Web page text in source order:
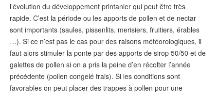
l’évolution du développement printanier qui peut être très
rapide. C’est la période ou les apports de pollen et de nectar
sont importants (saules, pissenlits, merisiers, fruitiers, érables
…). Si ce n’est pas le cas pour des raisons météorologiques, il
faut alors stimuler la ponte par des apports de sirop 50/50 et de
galettes de pollen si on a pris la peine d’en récolter l’année
précédente (pollen congelé frais). Si les conditions sont
favorables on peut placer des trappes à pollen pour une